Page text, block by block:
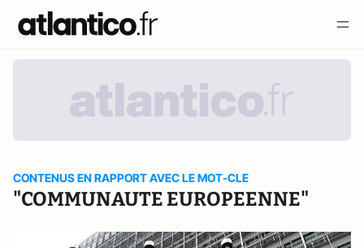
CONTENUS EN RAPPORT AVEC LE MOT-CLE
"COMMUNAUTE EUROPEENNE"